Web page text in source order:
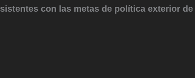
con las metas de política exterior de